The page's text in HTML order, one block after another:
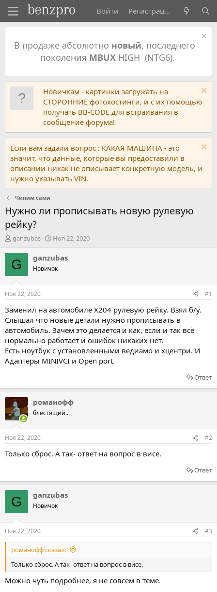
Войти Регистрация
В продаже абсолютно новый, последнего
поколения MBUXHIGH (NTG6).
Новичкам - картинки загружать на
СТОРОННИЕ фотохостинги, и с их помощью
получать BB-CODE для встраивания в
сообщение форума!
Если вам задали вопрос : КАКАЯ МАШИНА - это
значит, что данные, которые вы предоставили в
описании никак не описывает конкретную модель, и
нужно указывать VIN.
Чиним сами
Нужно ли прописывать новую рулевую
рейку?
А
т
о
т
м
ы
ganzubas
Д
т
н
а
л
Ноя 22, 2020
G ganzubas
Новичок
Ноя 22, 2020 #1
Заменил на автомобиле Х204 рулевую рейку. Взял б/у.
Слышал что новые детали нужно прописывать в
автомобиль. Зачем это делается и как, если и так всё
нормально работает и ошибок никаких нет.
Есть ноутбук с установленными ведиамо и хцентри. И
Адаптеры MINIVCI и Open port.
Ответ
романофф
блестящий...
Ноя 22, 2020 #2
Только сброс. А так- ответ на вопрос в висе.
Ответ
G ganzubas
Новичок
Ноя 22, 2020 #3
романофф сказал:
Только сброс. А так- ответ на вопрос в висе.
Можно чуть подробнее, я не совсем в теме.